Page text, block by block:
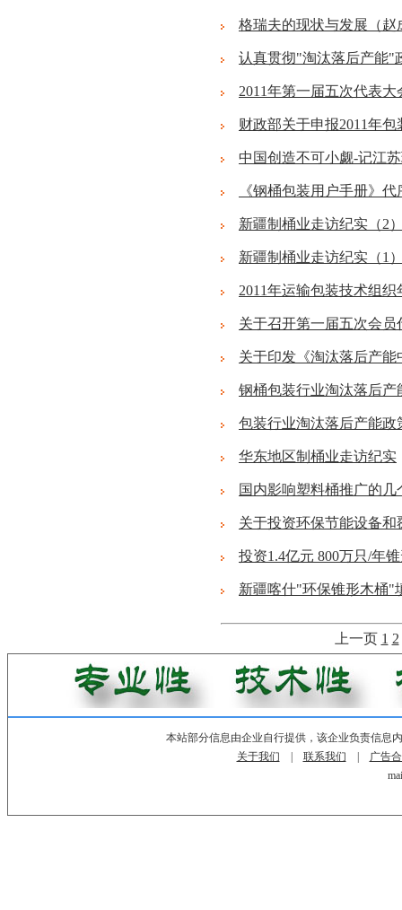
格瑞夫的现状与发展（赵
认真贯彻"淘汰落后产能"
2011年第一届五次代表大
财政部关于申报2011年
中国创造不可小觑-记江
《钢桶包装用户手册》代
新疆制桶业走访纪实（2
新疆制桶业走访纪实（1
2011年运输包装技术组织
关于召开第一届五次会
关于印发《淘汰落后产
钢桶包装行业淘汰落后产
包装行业淘汰落后产能政
华东地区制桶业走访纪实
国内影响塑料桶推广的几
关于投资环保节能设备
投资1.4亿元 800万只/年
新疆喀什"环保锥形木桶"
上一页 1 2
本站部分信息由企业自行提供，该企业负责信息
关于我们
联系我们
广告